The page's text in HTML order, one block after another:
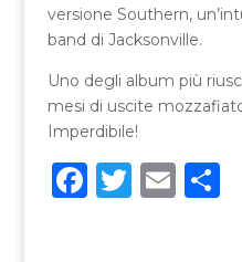
versione Southern,
band di Jacksonville.
Uno degli album più
mesi di uscite
Imperdibile!
F T E C